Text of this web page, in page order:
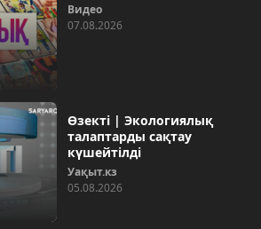
Видео
07.08.2026
Өзекті | Экологиялық
талаптарды сақтау
күшейтілді
Уақыт.кз
05.08.2026